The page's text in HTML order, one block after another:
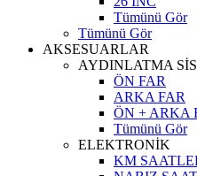
Tümünü Gör
Tümünü Gör
AKSESUARLAR
AYDINLATMA
ÖN FAR
ARKA FAR
ÖN + ARKA
Tümünü Gör
ELEKTRONİK
KM